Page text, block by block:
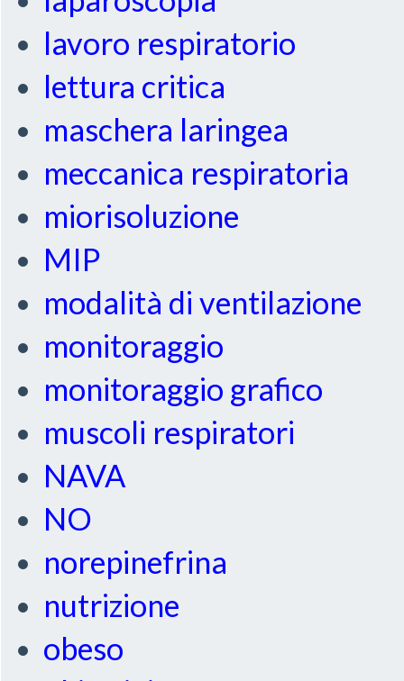
lavoro respiratorio
lettura critica
maschera laringea
meccanica respiratoria
miorisoluzione
MIP
modalità di ventilazione
monitoraggio
monitoraggio grafico
muscoli respiratori
NAVA
NO
norepinefrina
nutrizione
obeso